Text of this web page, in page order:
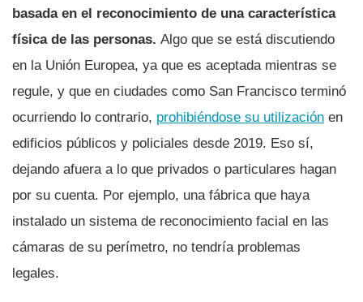
basada en el reconocimiento de una característica
física de las personas. Algo que se está discutiendo
en la Unión Europea, ya que es aceptada mientras se
regule, y que en ciudades como San Francisco terminó
ocurriendo lo contrario, prohibiéndose su utilización en
edificios públicos y policiales desde 2019. Eso sí,
dejando afuera a lo que privados o particulares hagan
por su cuenta. Por ejemplo, una fábrica que haya
instalado un sistema de reconocimiento facial en las
cámaras de su perímetro, no tendría problemas
legales.